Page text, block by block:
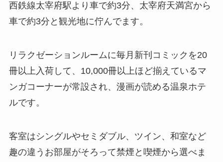
西鉄線太宰府駅より車で約3分、太宰府天満宮から
車で約3分と観光地に佇んでます。
リラクゼーションルームに毎月新刊コミックを20
冊以上入荷して、10,000冊以上ほど揃えているマ
ンガコーナーが常設され、漫画が読める温泉ホテ
ルです。
客室はシングルやセミダブル、ツイン、和室など
趣の違うお部屋がそろって禁煙と喫煙から選べま